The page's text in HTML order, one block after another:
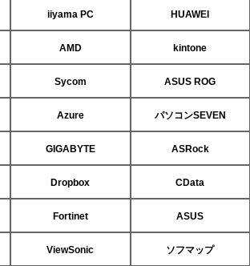
iiyama PC HUAWEI
AMD kintone
Sycom ASUS ROG
Azure パソコンSEVEN
GIGABYTE ASRock
Dropbox CData
Fortinet ASUS
ViewSonic ソフマップ